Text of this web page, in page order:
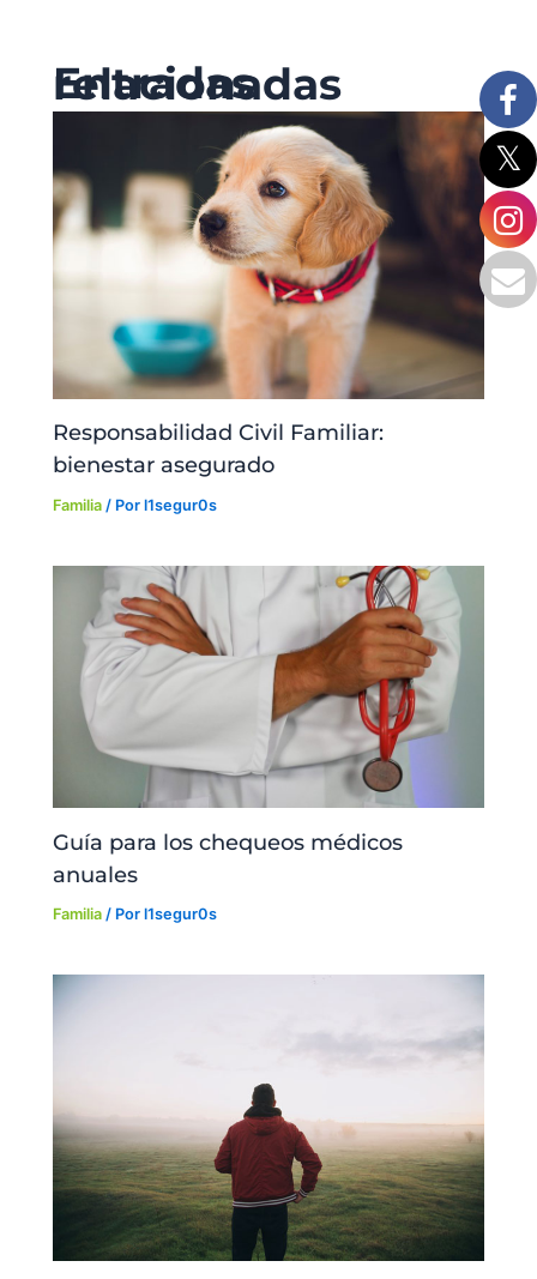
Entradas relacionadas
Responsabilidad Civil Familiar:
bienestar asegurado
Familia / Porl1segur0s
Guía para los chequeos médicos
anuales
Familia / Porl1segur0s